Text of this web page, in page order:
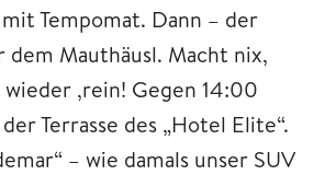
Tempomat. Dann – der
dem Mauthäusl. Macht nix,
‚rein! Gegen 14:00
Terrasse des „Hotel Elite“.
– wie damals unser SUV